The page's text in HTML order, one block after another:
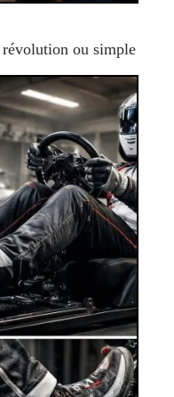
ou simple